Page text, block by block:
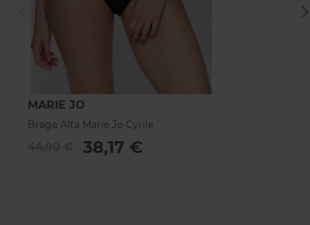
MARIE JO
Braga Alta Marie Jo Cyrile
38,17 €